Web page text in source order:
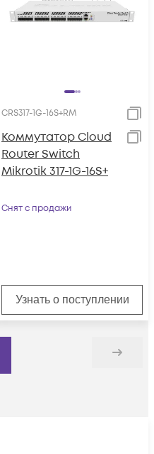
CRS317-1G-16S+RM
Коммутатор Cloud
Router Switch
Mikrotik 317-1G-16S+
Снят с продажи
Узнать о поступлении
Дальше